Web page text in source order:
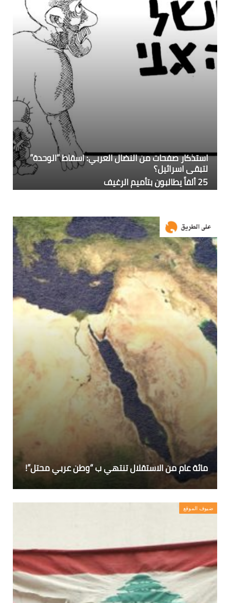
استذكار صفحات من النضال العربي: اسقاط “الوحدة”
لتبقى اسرائيل؟
25 ألفاً يطالبون بتأميم الرغيف
مائة عام من الاستقلال تنتهي ب “وطن عربي محتل”!
ضيوف الموقع